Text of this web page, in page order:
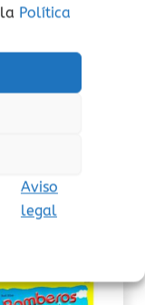
Política
Aviso
legal
AQUÍ.
de 3
pequeñas.
es un